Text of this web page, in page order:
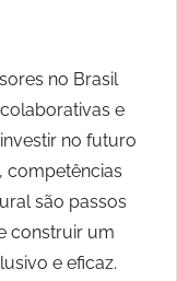
no Brasil
e
no futuro
competências
são passos
construir um
e eficaz.